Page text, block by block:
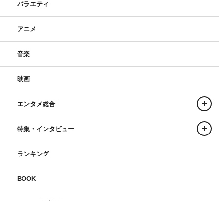
バラエティ
アニメ
音楽
映画
エンタメ総合
特集・インタビュー
ランキング
BOOK